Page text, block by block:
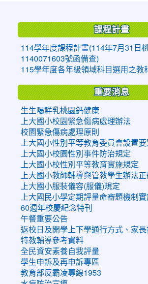
課程計畫
114學年度課程計畫(114年7月31日
1140071603號函備查)
115學年度各年級領域科目選用之教
重要消息
生生喝鮮乳桃園鈣健康
上大國小校園緊急傷病處理辦法
校園緊急傷病處理原則
上大國小性別平等教育委員會設置要
上大國小校園性別事件防治規定
上大國小校性別平等教育實施規定
上大國小教師輔導與管教學生辦法正
上大國小服裝儀容(服儀)規定
上大國民小學定期評量命審題機制
60週年校慶紀念特刊
午餐重要公告
返校日及開學上下學通行方式、家
特教輔導參考資料
全民資安素養自我評量
學生申訴及再申訴專區
教育部反霸凌專線1953